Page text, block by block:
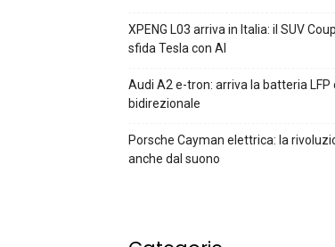
XPENG L03 arriva in Italia: il SUV
sfida Tesla con AI
Audi A2 e-tron: arriva la batteria LFP
bidirezionale
Porsche Cayman elettrica: la
anche dal suono